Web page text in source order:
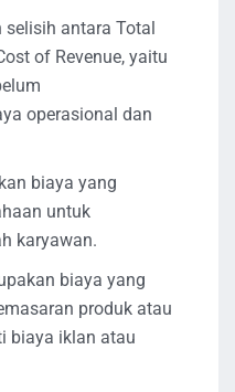
selisih antara Total
of Revenue, yaitu
operasional dan
biaya yang
untuk
karyawan.
biaya yang
produk atau
biaya iklan atau